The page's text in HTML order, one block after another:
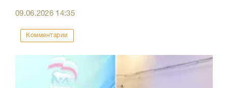
09.06.2026 14:35
Комментарии